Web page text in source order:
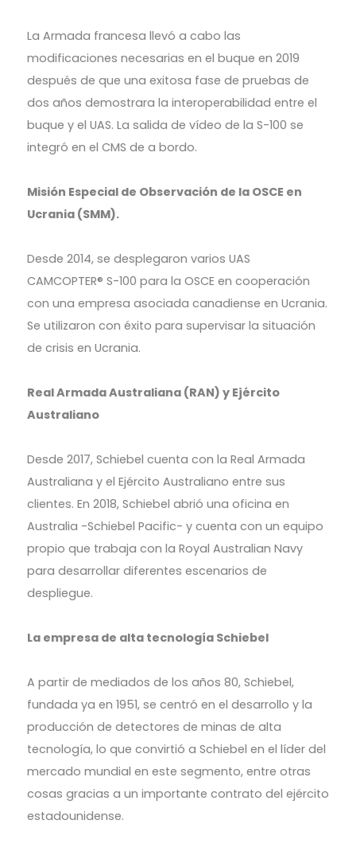
La Armada francesa llevó a cabo las
modificaciones necesarias en el buque en 2019
después de que una exitosa fase de pruebas de
dos años demostrara la interoperabilidad entre el
buque y el UAS. La salida de vídeo de la S-100 se
integró en el CMS de a bordo.
Misión Especial de Observación de la OSCE en
Ucrania (SMM).
Desde 2014, se desplegaron varios UAS
CAMCOPTER® S-100 para la OSCE en cooperación
con una empresa asociada canadiense en Ucrania.
Se utilizaron con éxito para supervisar la situación
de crisis en Ucrania.
Real Armada Australiana (RAN) y Ejército
Australiano
Desde 2017, Schiebel cuenta con la Real Armada
Australiana y el Ejército Australiano entre sus
clientes. En 2018, Schiebel abrió una oficina en
Australia -Schiebel Pacific- y cuenta con un equipo
propio que trabaja con la Royal Australian Navy
para desarrollar diferentes escenarios de
despliegue.
La empresa de alta tecnología Schiebel
A partir de mediados de los años 80, Schiebel,
fundada ya en 1951, se centró en el desarrollo y la
producción de detectores de minas de alta
tecnología, lo que convirtió a Schiebel en el líder del
mercado mundial en este segmento, entre otras
cosas gracias a un importante contrato del ejército
estadounidense.